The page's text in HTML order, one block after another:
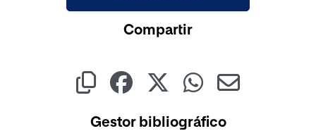
Compartir
Gestor bibliográfico